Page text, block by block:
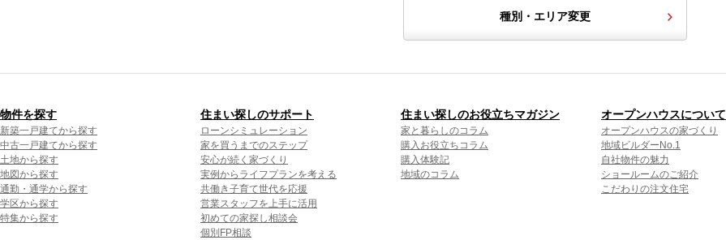
種別・エリア変更
物件を探す
新築一戸建てから探す
中古一戸建てから探す
土地から探す
地図から探す
通勤・通学から探す
学区から探す
特集から探す
住まい探しのサポート
ローンシミュレーション
家を買うまでのステップ
安心が続く家づくり
実例からライフプランを考える
共働き子育て世代を応援
営業スタッフを上手に活用
初めての家探し相談会
個別FP相談
住まい探しのお役立ちマガジン
家と暮らしのコラム
購入お役立ちコラム
購入体験記
地域のコラム
オープンハウスについて
オープンハウスの家づくり
地域ビルダーNo.1
自社物件の魅力
ショールームのご紹介
こだわりの注文住宅